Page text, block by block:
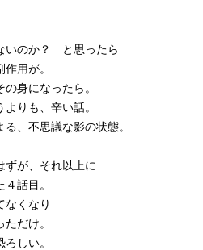
いのか？ と思ったら
用が。
身になったら。
りも、辛い話。
、不思議な影の状態。
が、それ以上に
話目。
なくなり
だけ。
しい。